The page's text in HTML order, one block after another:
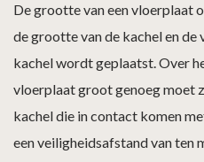
De grootte van een vloerplaat
de grootte van de kachel en
kachel wordt geplaatst. Over
vloerplaat groot genoeg moet
kachel die in contact komen
een veiligheidsafstand van ten